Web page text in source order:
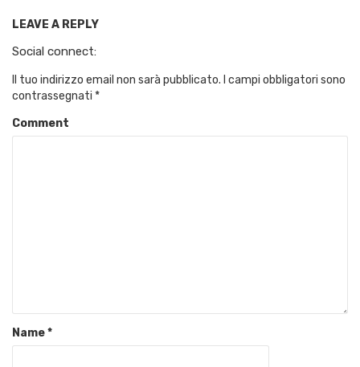
LEAVE A REPLY
Social connect:
Il tuo indirizzo email non sarà pubblicato. I campi obbligatori sono
contrassegnati *
Comment
Name*